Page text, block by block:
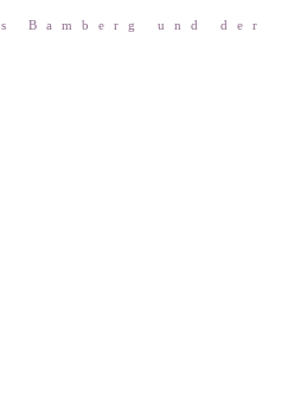
Bam­berg und der